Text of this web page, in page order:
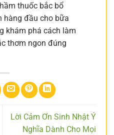
thuốc bắc bổ
hàng đầu cho bữa
khám phá cách làm
thơm ngon đúng
Lời Cảm Ơn Sinh Nhật Ý
Nghĩa Dành Cho Mọi